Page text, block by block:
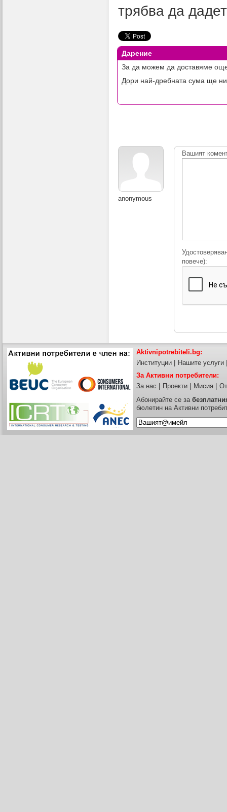
трябва да
Дарение
За да можем да доставяме
Дори най-дребната сума ще
anonymous
Вашият
повече):
Aktivnipotrebiteli.bg:
Институции
Нашите услуги
За Активни потребители:
За нас
Проекти Мисия
Абонирайте се за
бюлетин на Активни